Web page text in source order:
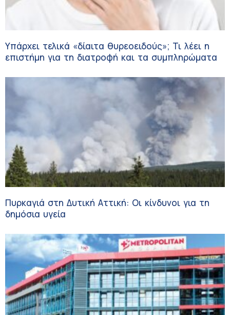
Υπάρχει τελικά «δίαιτα θυρεοειδούς»; Τι λέει η
επιστήμη για τη διατροφή και τα συμπληρώματα
Πυρκαγιά στη Δυτική Αττική: Οι κίνδυνοι για τη
δημόσια υγεία